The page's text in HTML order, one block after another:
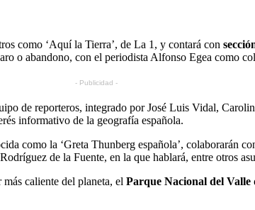
como ‘Aquí la Tierra’, de La 1, y contará con
o abandono, con el periodista Alfonso Egea como
- Publicidad -
de reporteros, integrado por José Luis Vidal,
informativo de la geografía española.
como la ‘Greta Thunberg española’, colaborarán
de la Fuente, en la que hablará, entre otros
caliente del planeta, el Parque Nacional del